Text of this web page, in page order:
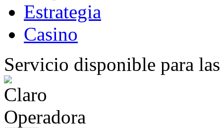
Estrategia
Casino
Servicio disponible para
Operadora